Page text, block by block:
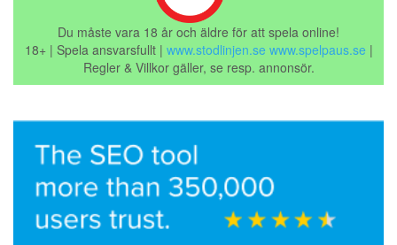
Du måste vara 18 år och äldre för att spela online!
18+ | Spela ansvarsfullt | www.stodlinjen.se www.spelpaus.se |
Regler & Villkor gäller, se resp. annonsör.